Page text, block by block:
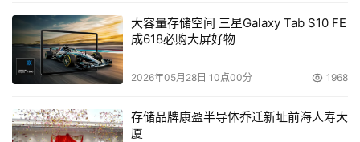
本文来源于DOIT传媒，文章内容仅供参考，不构成投资建议。
大容量存储空间 三星Galaxy Tab S10 FE
成618必购大屏好物
2026年05月28日 10点00分 1968
存储品牌康盈半导体乔迁新址前海人寿大
厦